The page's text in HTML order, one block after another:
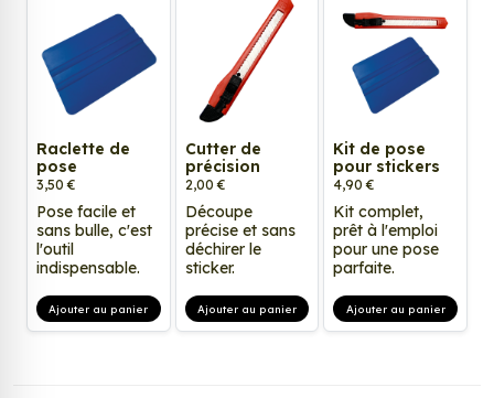
Raclette de
pose
3,50 €
Pose facile et
sans bulle, c'est
l'outil
indispensable.
Ajouter au panier
Cutter de
précision
2,00 €
Découpe
précise et sans
déchirer le
sticker.
Ajouter au panier
Kit de pose
pour stickers
4,90 €
Kit complet,
prêt à l'emploi
pour une pose
parfaite.
Ajouter au panier